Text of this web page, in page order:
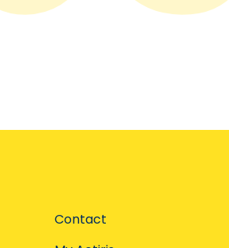
Contact